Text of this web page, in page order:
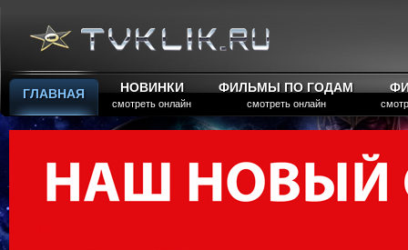
ГЛАВНАЯ НОВИНКИ
смотреть онлайн
ФИЛЬМЫ ПО ГОДАМ
смотреть онлайн